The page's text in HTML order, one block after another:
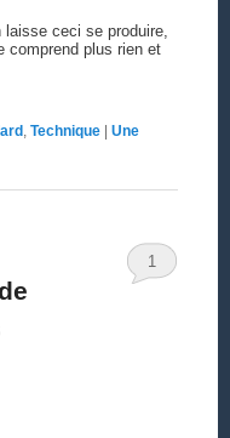
ceci se produire,
comprend plus rien et
, Technique
Une
1